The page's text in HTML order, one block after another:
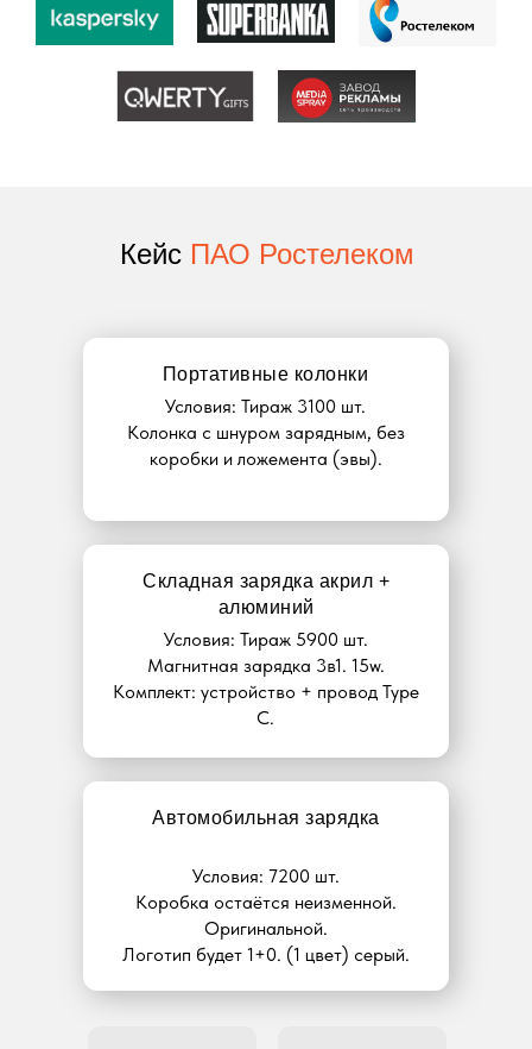
Кейс ПАО Ростелеком
Портативные колонки
Условия: Тираж 3100 шт.
Колонка с шнуром зарядным, без
коробки и ложемента (эвы).
Складная зарядка акрил +
алюминий
Условия: Тираж 5900 шт.
Магнитная зарядка 3в1. 15w.
Комплект: устройство + провод Type
C.
Автомобильная зарядка
Условия: 7200 шт.
Коробка остаётся неизменной.
Оригинальной.
Логотип будет 1+0. (1 цвет) серый.